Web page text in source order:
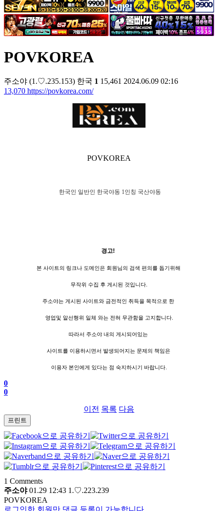
POVKOREA
주소야 (1.♡.235.153) 한국 1 15,461 2024.06.09 02:16
13,070 https://povkorea.com/
POVKOREA
한국인 일반인 한국야동 1인칭 국산야동
경고!
본 사이트의 링크나 도메인은 회원님의 검색 편의를 돕기위해
무작위 수집 후 게시된 것입니다.
주소야는 게시된 사이트와 금전적인 취득을 목적으로 한
영업및 알선행위 일체 와는 전혀 무관함을 고지합니다.
따라서 주소야 내의 게시되어있는
사이트를 이용하시면서 발생되어지는 문제의 책임은
이용자 본인에게 있다는 점 숙지하시기 바랍니다.
0
0
이전 목록 다음
프린트
1 Comments
주소야 01.29 12:43 1.♡.223.239
POVKOREA